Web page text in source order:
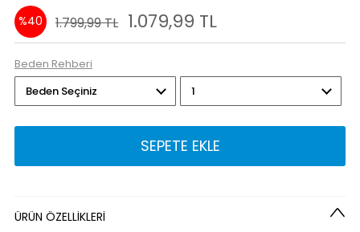
%40 1.799,99 TL 1.079,99 TL
Beden Rehberi
SEPETE EKLE
ÜRÜN ÖZELLİKLERİ